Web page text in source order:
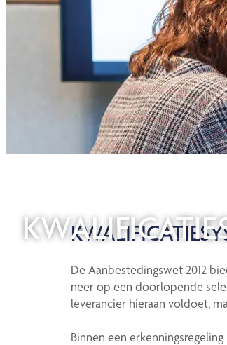
De Aanbestedingswet 2012
neer op een doorlopende
leverancier hieraan voldoet,
Binnen een